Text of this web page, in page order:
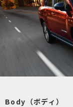
Body（ボディ）